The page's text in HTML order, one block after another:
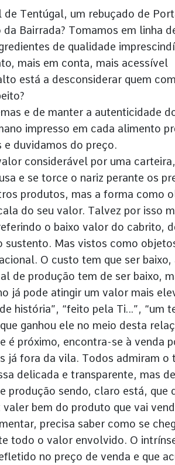
Tentúgal, um rebuçado de
Bairrada? Tomamos em linha
de qualidade
mais em conta, mais acessível
está a desconsiderar quem
e de manter a autenticidade
impresso em cada alimento
duvidamos do preço.
considerável por uma
e se torce o nariz perante os
produtos, mas a forma como
do seu valor. Talvez por isso
o baixo valor do cabrito,
sustento. Mas vistos como
O custo tem que ser baixo,
de produção tem de ser baixo,
já pode atingir um valor mais
história”, “feito pela Ti…”, “um
ganhou ele no meio desta
é próximo, encontra-se à venda
já fora da vila. Todos admiram o
delicada e transparente, mas
produção sendo, claro está, que
bem do produto que vai
precisa saber como se
todo o valor envolvido. O
no preço de venda e que